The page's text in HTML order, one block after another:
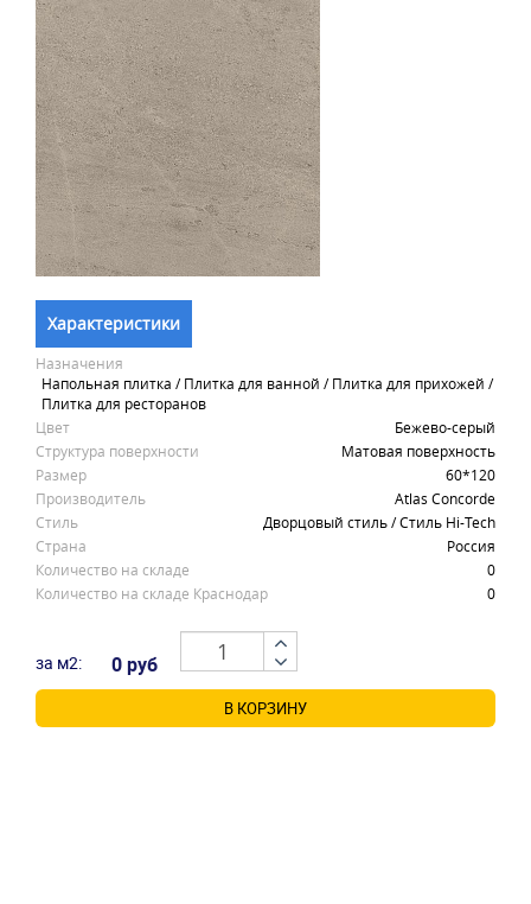
Характеристики
Назначения
Напольная плитка / Плитка для ванной / Плитка для прихожей /
Плитка для ресторанов
Цвет
Бежево-серый
Структура поверхности
Матовая поверхность
Размер
60*120
Производитель
Atlas Concorde
Стиль
Дворцовый стиль / Стиль Hi-Tech
Страна
Россия
Количество на складе
0
Количество на складе Краснодар
0
за м2: 0 руб
В КОРЗИНУ